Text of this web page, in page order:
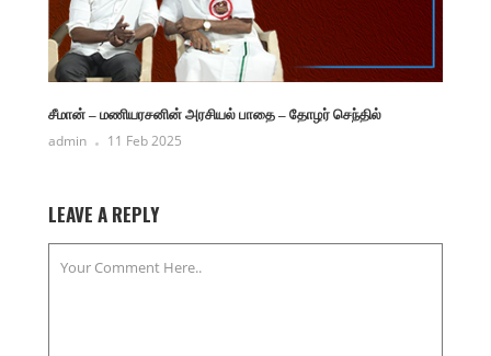
சீமான் – மணியரசனின் அரசியல் பாதை – தோழர் செந்தில்
admin 11 Feb 2025
LEAVE A REPLY